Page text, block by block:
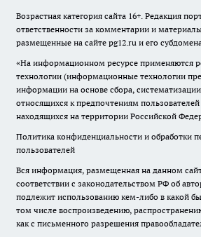
Возрастная категория сайта 16+. Редакция
ответственности за комментарии и
размещенные на сайте pg12.ru и его
«На информационном ресурсе применяются
технологии (информационные технологии
информации на основе сбора,
относящихся к предпочтениям
находящихся на территории Российской
Политика конфиденциальности и обработки
пользователей
Вся информация, размещенная на данном
соответствии с законодательством РФ об
подлежит использованию кем-либо в какой
том числе воспроизведению,
как с письменного разрешения